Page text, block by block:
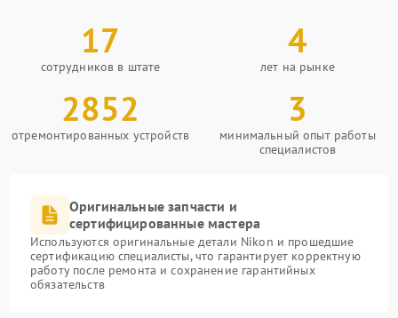
17
сотрудников в штате
4
лет на рынке
2852
отремонтированных устройств
3
минимальный опыт работы
специалистов
Оригинальные запчасти и
сертифицированные мастера
Используются оригинальные детали Nikon и прошедшие
сертификацию специалисты, что гарантирует корректную
работу после ремонта и сохранение гарантийных
обязательств